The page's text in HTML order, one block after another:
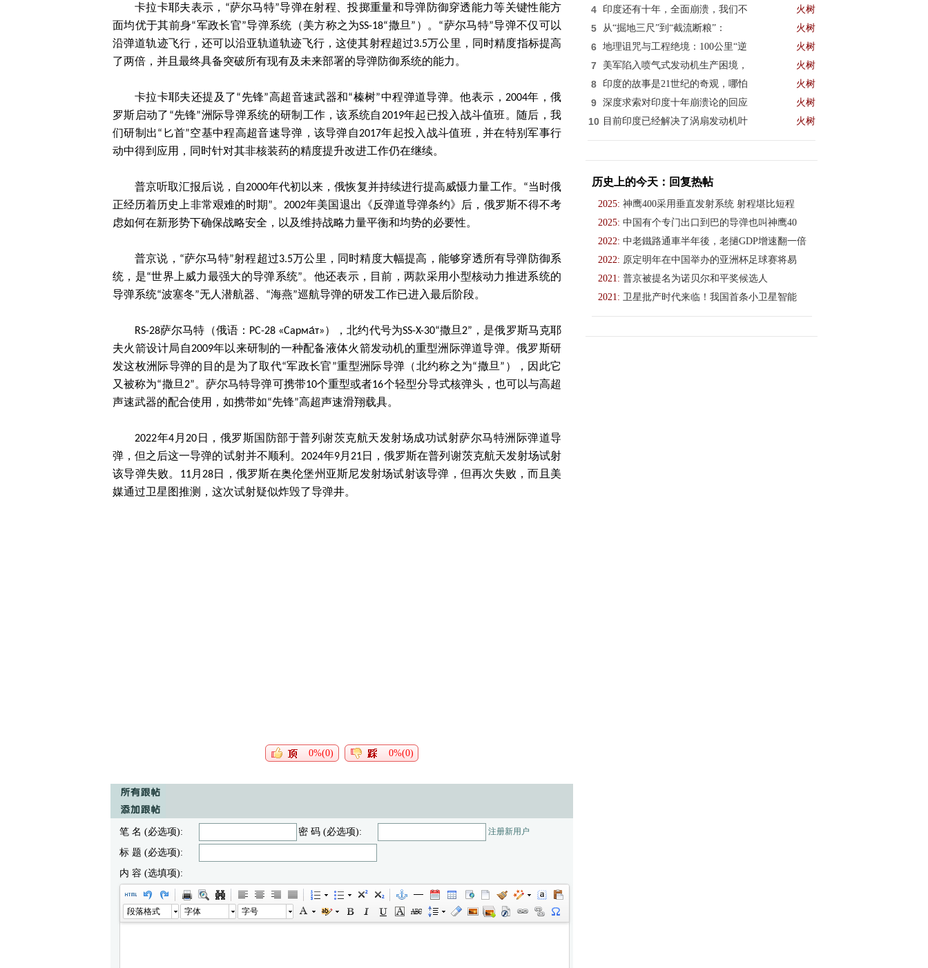
卡拉卡耶夫表示，“萨尔马特”导弹在射程、投掷重量和导弹防御穿透能力等关键性能方
面均优于其前身“军政长官”导弹系统（美方称之为SS-18“撒旦”）。“萨尔马特”导弹不仅可以
沿弹道轨迹飞行，还可以沿亚轨道轨迹飞行，这使其射程超过3.5万公里，同时精度指标提高
了两倍，并且最终具备突破所有现有及未来部署的导弹防御系统的能力。
卡拉卡耶夫还提及了“先锋”高超音速武器和“榛树”中程弹道导弹。他表示，2004年，俄
罗斯启动了“先锋”洲际导弹系统的研制工作，该系统自2019年起已投入战斗值班。随后，我
们研制出“匕首”空基中程高超音速导弹，该导弹自2017年起投入战斗值班，并在特别军事行
动中得到应用，同时针对其非核装药的精度提升改进工作仍在继续。
普京听取汇报后说，自2000年代初以来，俄恢复并持续进行提高威慑力量工作。“当时俄
正经历着历史上非常艰难的时期”。2002年美国退出《反弹道导弹条约》后，俄罗斯不得不考
虑如何在新形势下确保战略安全，以及维持战略力量平衡和均势的必要性。
普京说，“萨尔马特”射程超过3.5万公里，同时精度大幅提高，能够穿透所有导弹防御系
统，是“世界上威力最强大的导弹系统”。他还表示，目前，两款采用小型核动力推进系统的
导弹系统“波塞冬”无人潜航器、“海燕”巡航导弹的研发工作已进入最后阶段。
RS-28萨尔马特（俄语：РС-28 «Сарма́т»），北约代号为SS-X-30“撒旦2”，是俄罗斯马克耶
夫火箭设计局自2009年以来研制的一种配备液体火箭发动机的重型洲际弹道导弹。俄罗斯研
发这枚洲际导弹的目的是为了取代“军政长官”重型洲际导弹（北约称之为“撒旦”），因此它
又被称为“撒旦2”。萨尔马特导弹可携带10个重型或者16个轻型分导式核弹头，也可以与高超
声速武器的配合使用，如携带如“先锋”高超声速滑翔载具。
2022年4月20日，俄罗斯国防部于普列谢茨克航天发射场成功试射萨尔马特洲际弹道导
弹，但之后这一导弹的试射并不顺利。2024年9月21日，俄罗斯在普列谢茨克航天发射场试射
该导弹失败。11月28日，俄罗斯在奥伦堡州亚斯尼发射场试射该导弹，但再次失败，而且美
媒通过卫星图推测，这次试射疑似炸毁了导弹井。
0%(0) 0%(0)
笔 名 (必选项): 密 码 (必选项): 注册新用户
标 题 (必选项):
内 容 (选填项):
段落格式 字体 字号
4 印度还有十年，全面崩溃，我们不 火树
5 从“掘地三尺”到“截流断粮”： 火树
6 地理诅咒与工程绝境：100公里“逆 火树
7 美军陷入喷气式发动机生产困境， 火树
8 印度的故事是21世纪的奇观，哪怕 火树
9 深度求索对印度十年崩溃论的回应 火树
10 目前印度已经解决了涡扇发动机叶 火树
历史上的今天：回复热帖
2025: 神鹰400采用垂直发射系统 射程堪比短程
2025: 中国有个专门出口到巴的导弹也叫神鹰40
2022: 中老鐵路通車半年後，老撾GDP增速翻一倍
2022: 原定明年在中国举办的亚洲杯足球赛将易
2021: 普京被提名为诺贝尔和平奖候选人
2021: 卫星批产时代来临！我国首条小卫星智能